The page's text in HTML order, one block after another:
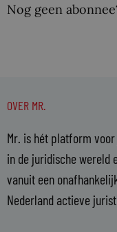
Nog geen
OVER MR.
Mr. is hét platform
in de juridische wereld
vanuit een
Nederland actieve